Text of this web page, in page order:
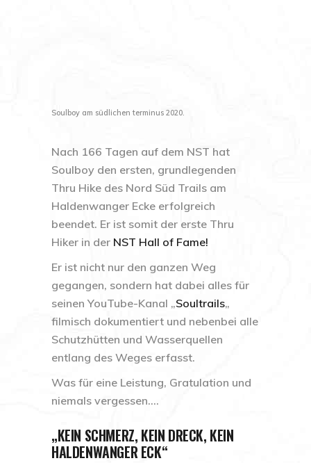
Soulboy am südlichen terminus 2020.
Nach 166 Tagen auf dem NST hat
Soulboy den ersten, grundlegenden
Thru Hike des Nord Süd Trails am
Haldenwanger Ecke erfolgreich
beendet. Er ist somit der erste Thru
Hiker in der NST Hall of Fame!
Er ist nicht nur den ganzen Weg
gegangen, sondern hat dabei alles für
seinen YouTube-Kanal „Soultrails„
filmisch dokumentiert und nebenbei alle
Schutzhütten und Wasserquellen
entlang des Weges erfasst.
Was für eine Leistung, Gratulation und
niemals vergessen….
„KEIN SCHMERZ, KEIN DRECK, KEIN
HALDENWANGER ECK“